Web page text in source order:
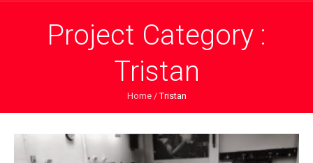
Project Category :
Tristan
Home /Tristan